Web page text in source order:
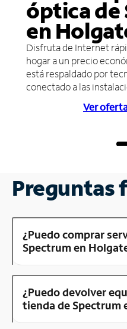
óptica de
en
Disfruta de Internet
hogar a un precio
está respaldado por
conectado a las
Ver
Preguntas
¿Puedo comprar
Spectrum en
¿Puedo devolver
tienda de Spectrum